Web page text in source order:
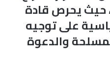
حيث يحرص قادة
على توجيه
والدعوة